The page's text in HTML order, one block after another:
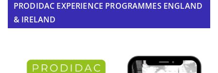
PRODIDAC EXPERIENCE PROGRAMMES ENGLAND
& IRELAND